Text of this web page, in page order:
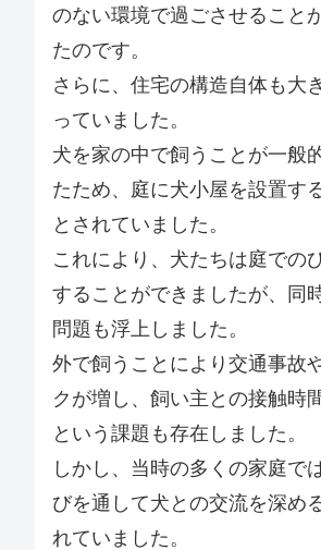
のない環境で過ごさせること
たのです。
さらに、住宅の構造自体も大
っていました。
犬を家の中で飼うことが一般
たため、庭に犬小屋を設置す
とされていました。
これにより、犬たちは庭での
することができましたが、同
問題も浮上しました。
外で飼うことにより交通事故
クが増し、飼い主との接触時
という課題も存在しました。
しかし、当時の多くの家庭で
びを通して犬との交流を深め
れていました。